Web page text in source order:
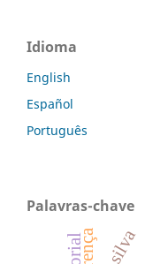
Idioma
English
Español
Português
Palavras-chave
crença